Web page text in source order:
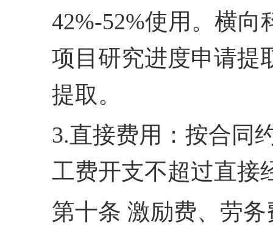
42%-52%使用。横
项 目研究进度申请提
提取。
3.直接费用：按合同
工费开支不超过直接
第十条 激励费、劳